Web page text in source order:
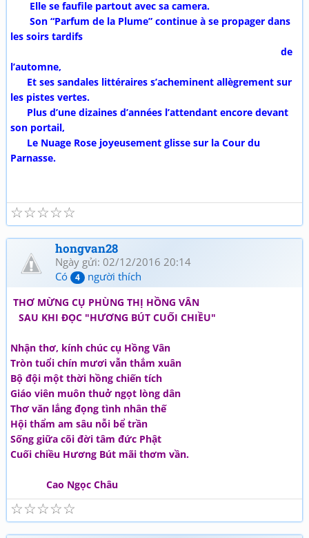
Elle se faufile partout avec sa camera.
Son “Parfum de la Plume” continue à se propager dans
les soirs tardifs
de
l’automne,
Et ses sandales littéraires s’acheminent allègrement sur
les pistes vertes.
Plus d’une dizaines d’années l’attendant encore devant
son portail,
Le Nuage Rose joyeusement glisse sur la Cour du
Parnasse.
☆
☆
☆
☆
☆
hongvan28
Ngày gửi: 02/12/2016 20:14
Có
4 người thích
THƠ MỪNG CỤ PHÙNG THỊ HỒNG VÂN
SAU KHI ĐỌC "HƯƠNG BÚT CUỐI CHIỀU"
Nhận thơ, kính chúc cụ Hồng Vân
Tròn tuổi chín mươi vẫn thắm xuân
Bộ đội một thời hồng chiến tích
Giáo viên muôn thuở ngọt lòng dân
Thơ văn lắng đọng tình nhân thế
Hội thẩm am sâu nỗi bể trần
Sống giữa cõi đời tâm đức Phật
Cuối chiều Hương Bút mãi thơm vần.
Cao Ngọc Châu
☆
☆
☆
☆
☆